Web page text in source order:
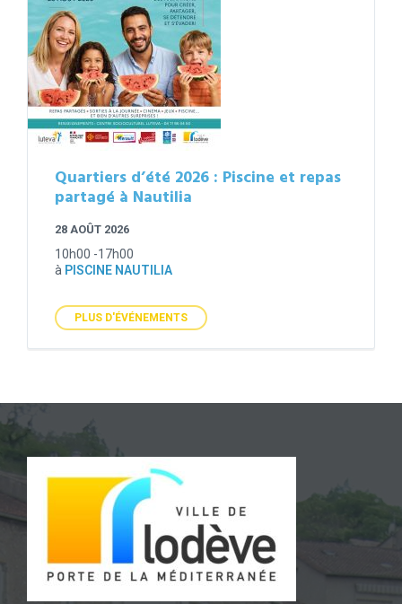
Quartiers d’été 2026 : Piscine et repas
partagé à Nautilia
28 AOÛT 2026
10h00 -17h00
à PISCINE NAUTILIA
PLUS D'ÉVÉNEMENTS